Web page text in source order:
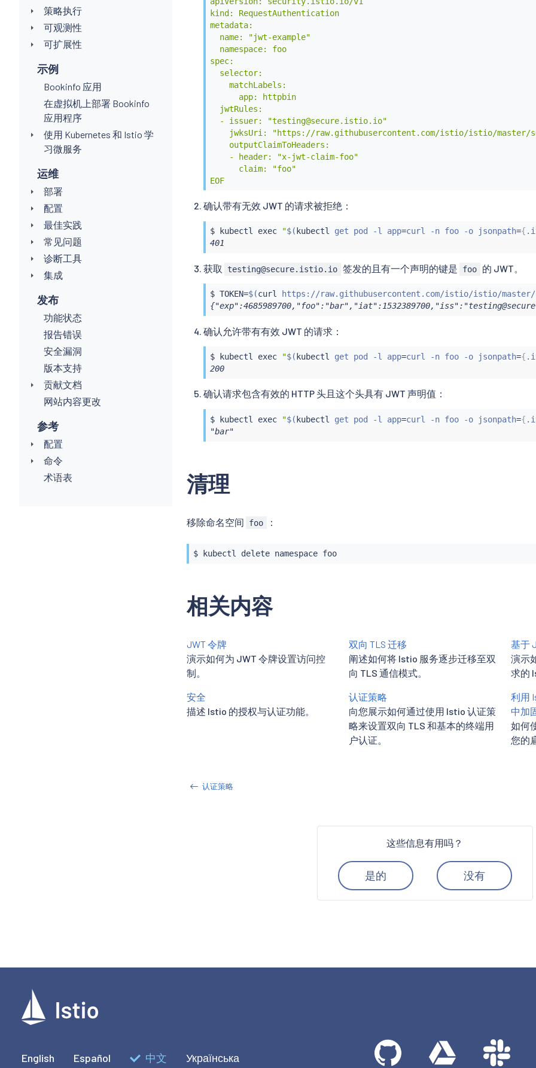
策略执行
可观测性
可扩展性
示例
Bookinfo 应用
在虚拟机上部署 Bookinfo
应用程序
使用 Kubernetes 和 Istio 学
习微服务
运维
部署
配置
最佳实践
常见问题
诊断工具
集成
发布
功能状态
报告错误
安全漏洞
版本支持
贡献文档
网站内容更改
参考
配置
命令
术语表
kind: RequestAuthentication
metadata:
  name: "jwt-example"
  namespace: foo
spec:
  selector:
    matchLabels:
      app: httpbin
  jwtRules:
  - issuer: "testing@secure.istio.io"
jwksUri: "https://raw.githubusercontent.com/istio/istio/master/
    outputClaimToHeaders:
    - header: "x-jwt-claim-foo"
      claim: "foo"
EOF
确认带有无效 JWT 的请求被拒绝：
$ kubectl exec "$( kubectl get pod -l app=curl -n foo -o jsonpath={
401
获取 testing@secure.istio.io 签发的且有一个声明的键是 foo 的 JWT。
$ TOKEN=$(curl https://raw.githubusercontent.com/istio/istio/master/
确认允许带有有效 JWT 的请求：
$ kubectl exec "$( kubectl get pod -l app=curl -n foo -o jsonpath={
200
确认请求包含有效的 HTTP 头且这个头具有 JWT 声明值：
$ kubectl exec "$( kubectl get pod -l app=curl -n foo -o jsonpath={
"bar"
清理
移除命名空间 foo ：
$ kubectl delete namespace foo
相关内容
JWT 令牌
演示如何为 JWT 令牌设置访问控
制。
双向 TLS 迁移
阐述如何将 Istio 服务逐步迁移至双
向 TLS 通信模式。
基于
演示
求的
安全
描述 Istio 的授权与认证功能。
认证策略
向您展示如何通过使用 Istio 认证策
略来设置双向 TLS 和基本的终端用
户认证。
利用
中加
如何
您的
认证策略
这些信息有用吗？
是的 没有
English Español 中文 Українська